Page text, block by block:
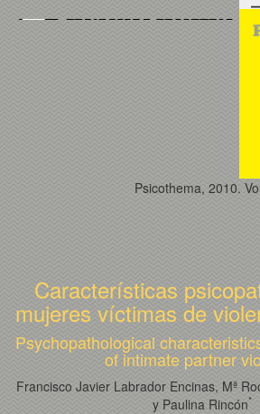
Psicothema, 2010.
Características
mujeres víctimas de
Psychopathological
of intimate partner
Francisco Javier Labrador Encinas, Mª
y Paulina Rincón*